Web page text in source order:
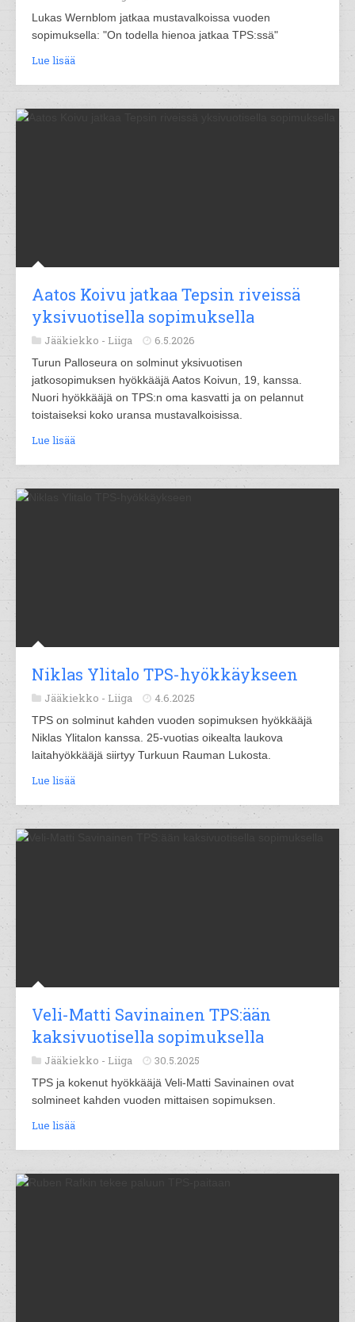
Lukas Wernblom jatkaa mustavalkoissa vuoden
sopimuksella: "On todella hienoa jatkaa TPS:ssä"
Lue lisää
Aatos Koivu jatkaa Tepsin riveissä
yksivuotisella sopimuksella
Jääkiekko - Liiga 6.5.2026
Turun Palloseura on solminut yksivuotisen
jatkosopimuksen hyökkääjä Aatos Koivun, 19, kanssa.
Nuori hyökkääjä on TPS:n oma kasvatti ja on pelannut
toistaiseksi koko uransa mustavalkoisissa.
Lue lisää
Niklas Ylitalo TPS-hyökkäykseen
Jääkiekko - Liiga 4.6.2025
TPS on solminut kahden vuoden sopimuksen hyökkääjä
Niklas Ylitalon kanssa. 25-vuotias oikealta laukova
laitahyökkääjä siirtyy Turkuun Rauman Lukosta.
Lue lisää
Veli-Matti Savinainen TPS:ään
kaksivuotisella sopimuksella
Jääkiekko - Liiga 30.5.2025
TPS ja kokenut hyökkääjä Veli-Matti Savinainen ovat
solmineet kahden vuoden mittaisen sopimuksen.
Lue lisää